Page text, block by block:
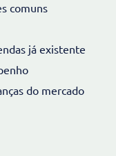
comuns
já existente
do mercado